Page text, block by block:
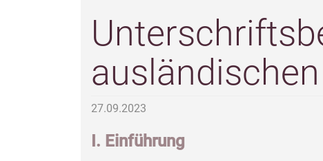
27.09.2023
I. Einführung